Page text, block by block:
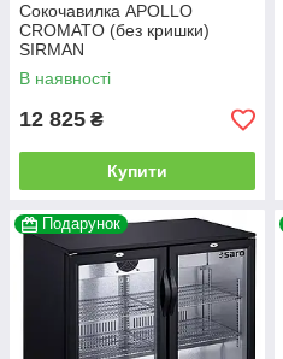
Сокочавилка APOLLO
CROMATO (без кришки)
SIRMAN
В наявності
12 825 ₴
Купити
Подарунок